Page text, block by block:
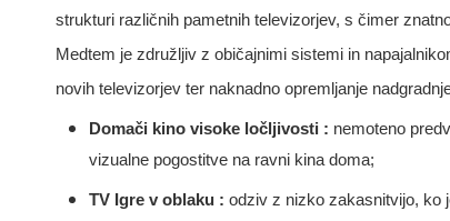
strukturi različnih pametnih televizorjev, s čimer
Medtem je združljiv z običajnimi sistemi in
novih televizorjev ter naknadno opremljanje
Domači kino visoke ločljivosti : nemoteno
vizualne pogostitve na ravni kina doma;
TV Igre v oblaku : odziv z nizko zakasnitvijo, ko